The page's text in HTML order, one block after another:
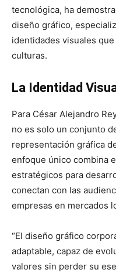
tecnológica, ha
diseño gráfico,
identidades visuales
culturas.
La Identidad
Para César Alejandro
no es solo un conjunto
representación gráfica
enfoque único combina
estratégicos para
conectan con las
empresas en mercados
“El diseño gráfico
adaptable, capaz de
valores sin perder su